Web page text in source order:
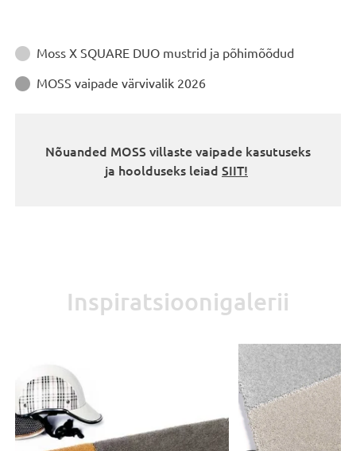
Juhendid
 Moss X SQUARE DUO mustrid ja põhimõõdud
 MOSS vaipade värvivalik 2026
Nõuanded MOSS villaste vaipade kasutuseks
ja hoolduseks leiad SIIT!
Inspiratsioonigalerii